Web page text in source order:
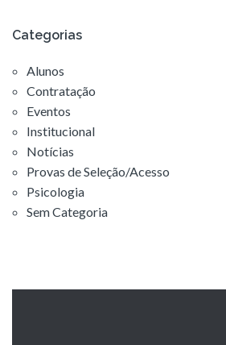
Categorias
Alunos
Contratação
Eventos
Institucional
Notícias
Provas de Seleção/Acesso
Psicologia
Sem Categoria